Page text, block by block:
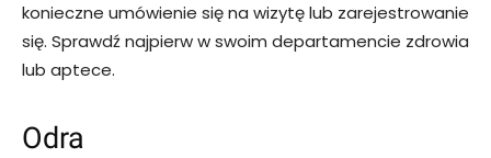
konieczne umówienie się na wizytę lub zarejestrowanie
się. Sprawdź najpierw w swoim departamencie zdrowia
lub aptece.
Odra